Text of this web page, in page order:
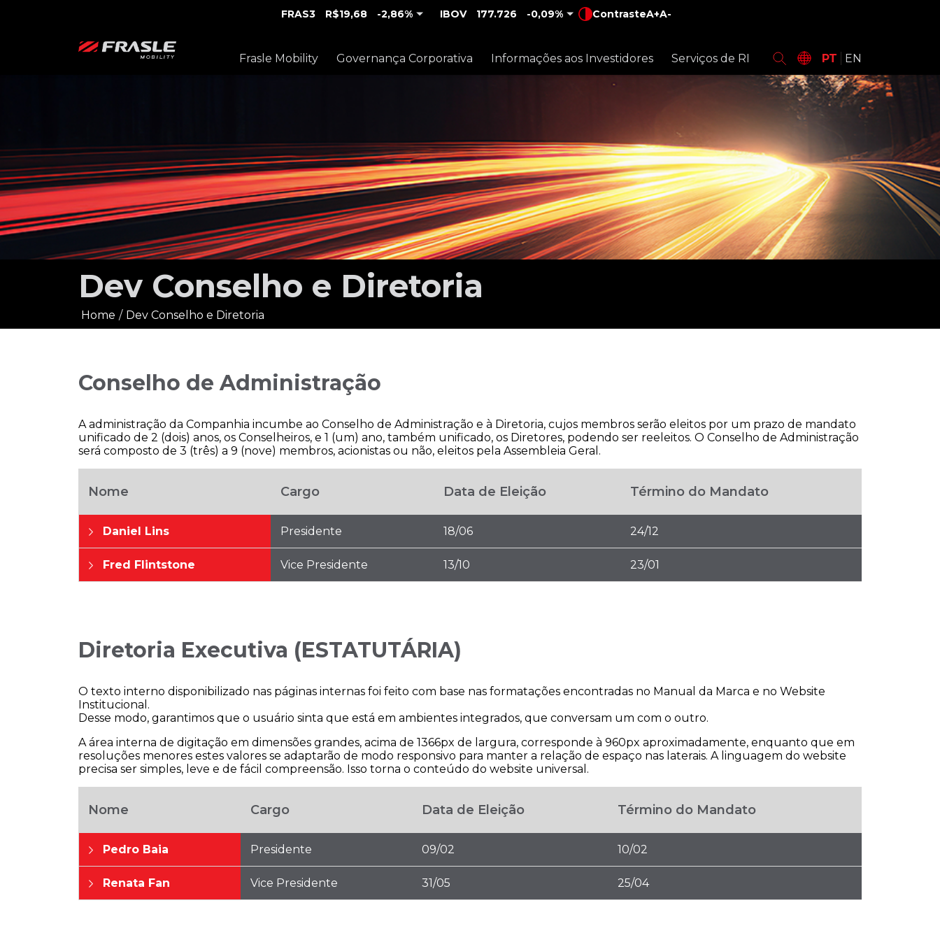
FRAS3 R$19,68 -2,86% IBOV 177.726 -0,09% ContrasteA+A-
Frasle Mobility Governança Corporativa Informações aos Investidores Serviços de RI PT EN
Dev Conselho e Diretoria
Home / Dev Conselho e Diretoria
Conselho de Administração
A administração da Companhia incumbe ao Conselho de Administração e à Diretoria, cujos membros serão eleitos por um prazo de mandato
unificado de 2 (dois) anos, os Conselheiros, e 1 (um) ano, também unificado, os Diretores, podendo ser reeleitos. O Conselho de Administração
será composto de 3 (três) a 9 (nove) membros, acionistas ou não, eleitos pela Assembleia Geral.
Nome Cargo Data de Eleição Término do Mandato
Daniel Lins Presidente 18/06 24/12
Fred Flintstone Vice Presidente 13/10 23/01
Diretoria Executiva (ESTATUTÁRIA)
O texto interno disponibilizado nas páginas internas foi feito com base nas formatações encontradas no Manual da Marca e no Website
Institucional.
Desse modo, garantimos que o usuário sinta que está em ambientes integrados, que conversam um com o outro.
A área interna de digitação em dimensões grandes, acima de 1366px de largura, corresponde à 960px aproximadamente, enquanto que em
resoluções menores estes valores se adaptarão de modo responsivo para manter a relação de espaço nas laterais. A linguagem do website
precisa ser simples, leve e de fácil compreensão. Isso torna o conteúdo do website universal.
Nome Cargo Data de Eleição Término do Mandato
Pedro Baia Presidente 09/02 10/02
Renata Fan Vice Presidente 31/05 25/04